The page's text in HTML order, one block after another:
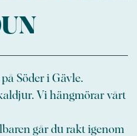
Söder i Gävle.
Vi hängmörar vårt
går du rakt igenom